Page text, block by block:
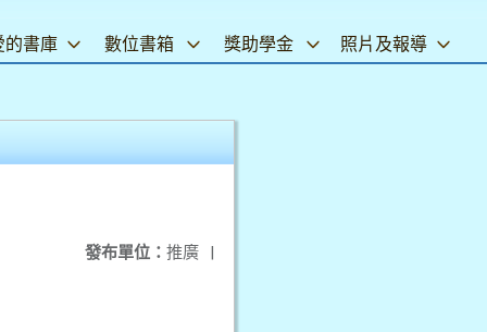
的書庫 數位書箱 獎助學金 照片及報導
發布單位： 推廣 |